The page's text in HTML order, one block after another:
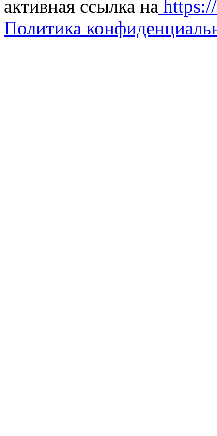
активная ссылка на
Политика